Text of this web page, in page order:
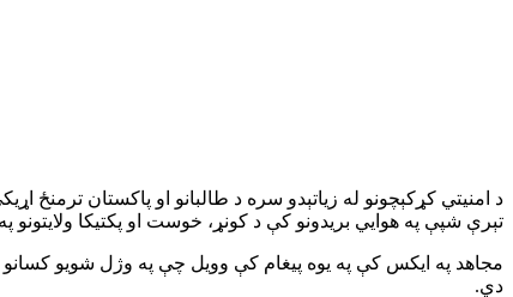
تېرې شپې په هوايي بریدونو کې د کونړ، خوست او پکتیکا ولایتونو په ځینو سیمو کې لږ تر لږه ۱۳
دي.